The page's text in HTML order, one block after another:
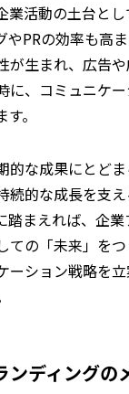
業活動の土台と
やPRの効率も高
が生まれ、広告
に、コミュニケ
。
的な成果にとど
続的な成長を支
踏まえれば、企
ての「未来」を
ーション戦略を
ンディングの